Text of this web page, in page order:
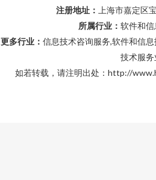
注册地址：
上海市嘉定区
所属行业： 软件和
更多行业： 信息技术咨询服务,软件和信
技术服务
如若转载，请注明出处：http://